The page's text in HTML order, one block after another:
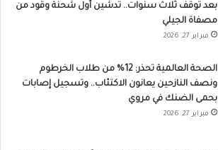
بعد توقف ثلاث سنوات.. تدشين أول شحنة وقود من
مصفاة الجيلي
فبراير 27, 2026
الصحة العالمية تحذر: 12% من طلاب الخرطوم
ونصف النازحين يعانون الاكتئاب.. وتسجيل إصابات
بحمى الضنك في مروي
فبراير 27, 2026